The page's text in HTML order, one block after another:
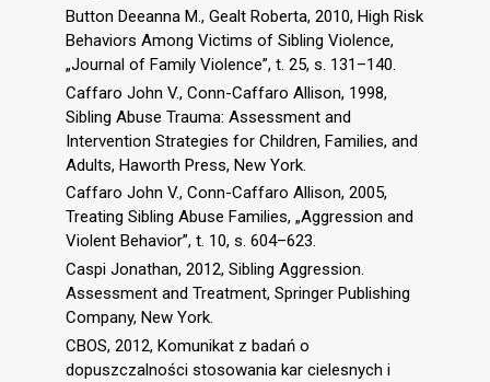
Button Deeanna M., Gealt Roberta, 2010, High Risk
Behaviors Among Victims of Sibling Violence,
„Journal of Family Violence”, t. 25, s. 131–140.
Caffaro John V., Conn-Caffaro Allison, 1998,
Sibling Abuse Trauma: Assessment and
Intervention Strategies for Children, Families, and
Adults, Haworth Press, New York.
Caffaro John V., Conn-Caffaro Allison, 2005,
Treating Sibling Abuse Families, „Aggression and
Violent Behavior”, t. 10, s. 604–623.
Caspi Jonathan, 2012, Sibling Aggression.
Assessment and Treatment, Springer Publishing
Company, New York.
CBOS, 2012, Komunikat z badań o
dopuszczalności stosowania kar cielesnych i